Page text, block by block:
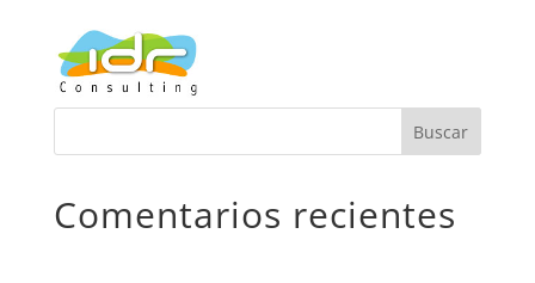
Comentarios recientes